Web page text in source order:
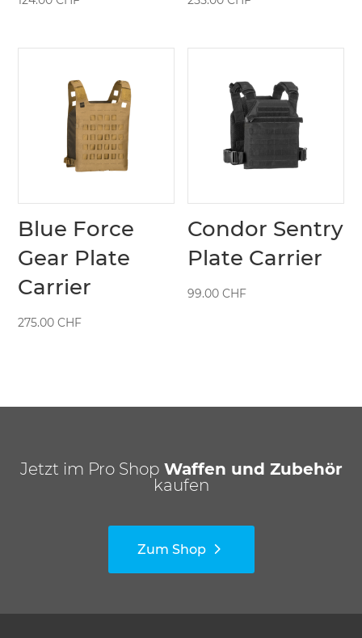
Blue Force
Gear Plate
Carrier
275.00CHF
Condor Sentry
Plate Carrier
99.00CHF
Jetzt im Pro Shop Waffen und Zubehör
kaufen
Zum Shop